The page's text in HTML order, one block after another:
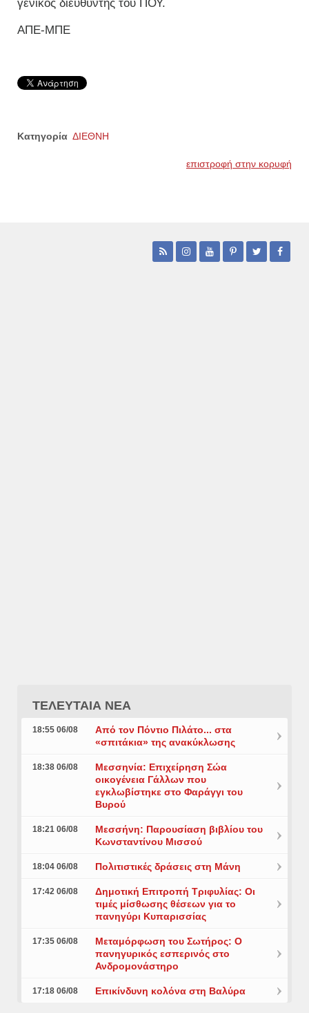
γενικός διευθυντής του ΠΟΥ.
ΑΠΕ-ΜΠΕ
Κατηγορία ΔΙΕΘΝΗ
επιστροφή στην κορυφή
ΤΕΛΕΥΤΑΙΑ ΝΕΑ
18:55 06/08
Από τον Πόντιο Πιλάτο... στα
«σπιτάκια» της ανακύκλωσης
18:38 06/08
Μεσσηνία: Επιχείρηση Σώα
οικογένεια Γάλλων που
εγκλωβίστηκε στο Φαράγγι του
Βυρού
18:21 06/08
Μεσσήνη: Παρουσίαση βιβλίου του
Κωνσταντίνου Μισσού
18:04 06/08 Πολιτιστικές δράσεις στη Μάνη
17:42 06/08
Δημοτική Επιτροπή Τριφυλίας: Οι
τιμές μίσθωσης θέσεων για το
πανηγύρι Κυπαρισσίας
17:35 06/08
Μεταμόρφωση του Σωτήρος: Ο
πανηγυρικός εσπερινός στο
Ανδρομονάστηρο
17:18 06/08 Επικίνδυνη κολόνα στη Βαλύρα